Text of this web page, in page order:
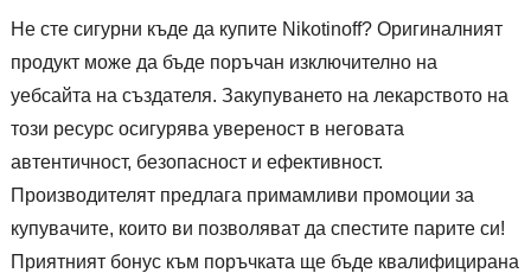
Не сте сигурни къде да купите Nikotinoff? Оригиналният
продукт може да бъде поръчан изключително на
уебсайта на създателя. Закупуването на лекарството на
този ресурс осигурява увереност в неговата
автентичност, безопасност и ефективност.
Производителят предлага примамливи промоции за
купувачите, които ви позволяват да спестите парите си!
Приятният бонус към поръчката ще бъде квалифицирана